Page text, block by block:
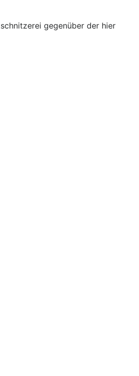
gegenüber der hier